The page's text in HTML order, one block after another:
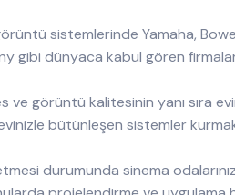
sistemlerinde Yamaha,
gibi dünyaca kabul gören
görüntü kalitesinin yanı sıra
bütünleşen sistemler
durumunda sinema